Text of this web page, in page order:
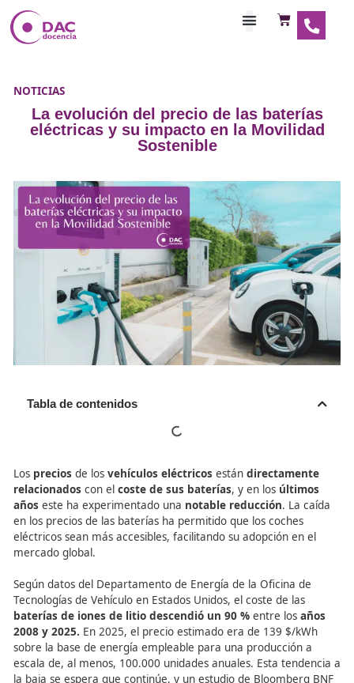
NOTICIAS
La evolución del precio de las
eléctricas y su impacto en la
Tabla de contenidos
Lospreciosde los
relacionados con elcoste de sus baterías, y en los
añoseste ha experimentado unanotable reducción
en los precios de las baterías ha permitido que los
eléctricos sean más accesibles, facilitando su adopción
mercado global.